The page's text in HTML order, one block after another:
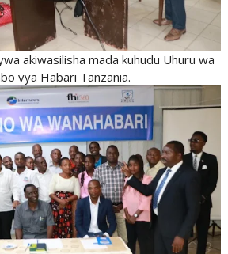
akiwasilisha mada kuhudu Uhuru wa
vya Habari Tanzania.